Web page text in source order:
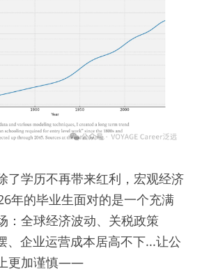
了学历不再带来红利，宏观经济
年的毕业生面对的是一个充满
：全球经济波动、关税政策
、企业运营成本居高不下...让公
更加谨慎——